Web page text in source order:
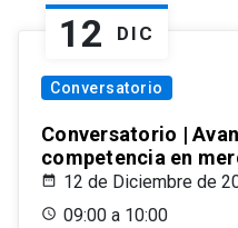
12 DIC
Conversatorio
Conversatorio |
competencia en
12 de Diciembre de
09:00 a 10:00